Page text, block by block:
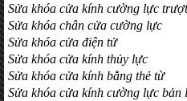
Sửa khóa cửa kính cường lực trượt
Sửa khóa chân cửa cường lực
Sửa khóa cửa điện tử
Sửa khóa cửa kính thủy lực
Sửa khóa cửa kính bằng thẻ từ
Sửa khóa cửa kính cường lực bản